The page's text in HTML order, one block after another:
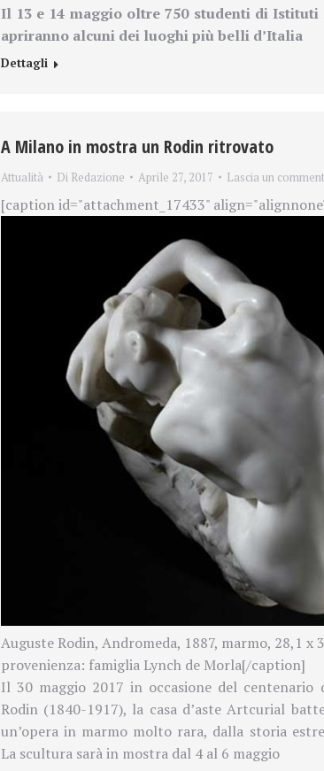
Il 13 e 14 maggio oltre 750 studenti di Istituti
apriranno alcuni dei luoghi più belli d’Italia
Dettagli
A Milano in mostra un Rodin ritrovato
Attualità Di Redazione Aprile 27, 2017 Lascia un
[caption id="attachment_17433"
Auguste Rodin, Andromeda, 1887, marmo, 28,1 x
provenienza: famiglia Lynch de Morla[/caption]
Il 30 maggio 2017 in occasione del centenario
Rodin (1840-1917), la casa d’aste Artcurial
un’opera in marmo molto rara, dalla storia
La scultura sarà in mostra dal 4 al 6 maggio